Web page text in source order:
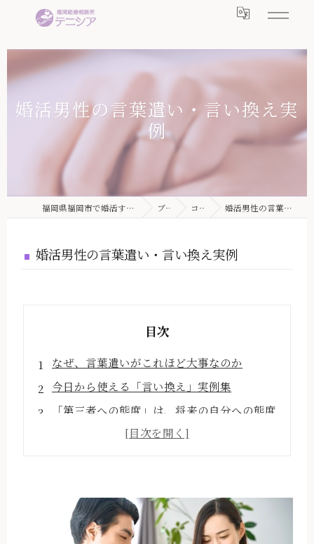
婚活男性の言葉遣い・言い換え実
例
福岡県福岡市で婚活するなら結婚相談所テニシア ブログ コラム 婚活男性の言葉遣い・言い換え実例
婚活男性の言葉遣い・言い換え実例
目次
なぜ、言葉遣いがこれほど大事なのか
今日から使える「言い換え」実例集
「第三者への態度」は、将来の自分への態度
言葉は「習慣」だから、今日から変えられる